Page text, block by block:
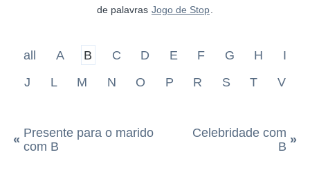
de palavras Jogo de Stop
all A B C D E F G H
I
J
L M N O P R S T V
« Presente para o marido
com B
Celebridade com
B »